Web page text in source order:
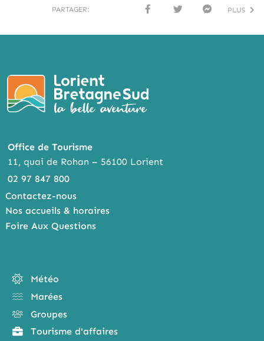
PARTAGER:
BOO
TTER
ENG
PLUS
Office de Tourisme
11, quai de Rohan – 56100 Lorient
02 97 847 800
Contactez-nous
Nos accueils & horaires
Foire Aux Questions
Météo
Marées
Groupes
Tourisme d'affaires